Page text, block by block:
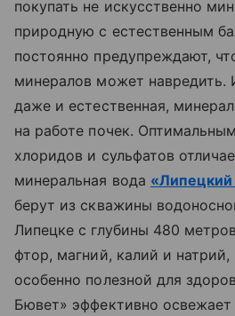
покупать не искусственно
природную с естественным
постоянно предупреждают,
минералов может навредить.
даже и естественная,
на работе почек.
хлоридов и сульфатов
минеральная вода
берут из скважины
Липецке с глубины 480
фтор, магний, калий и натрий,
особенно полезной для
Бювет» эффективно освежает